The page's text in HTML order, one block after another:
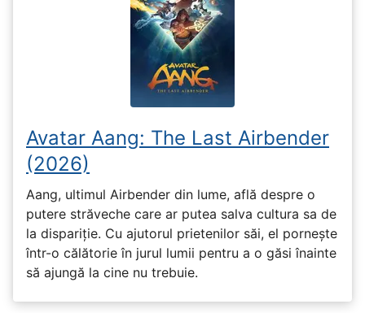
Avatar Aang: The Last Airbender
(2026)
Aang, ultimul Airbender din lume, află despre o
putere străveche care ar putea salva cultura sa de
la dispariție. Cu ajutorul prietenilor săi, el pornește
într-o călătorie în jurul lumii pentru a o găsi înainte
să ajungă la cine nu trebuie.